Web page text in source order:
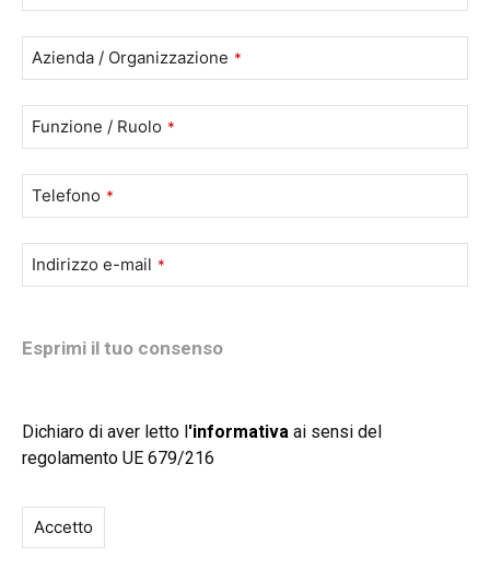
Azienda / Organizzazione *
Funzione / Ruolo *
Telefono *
Indirizzo e-mail *
Esprimi il tuo consenso
Dichiaro di aver letto l'informativa ai sensi del
regolamento UE 679/216
Accetto